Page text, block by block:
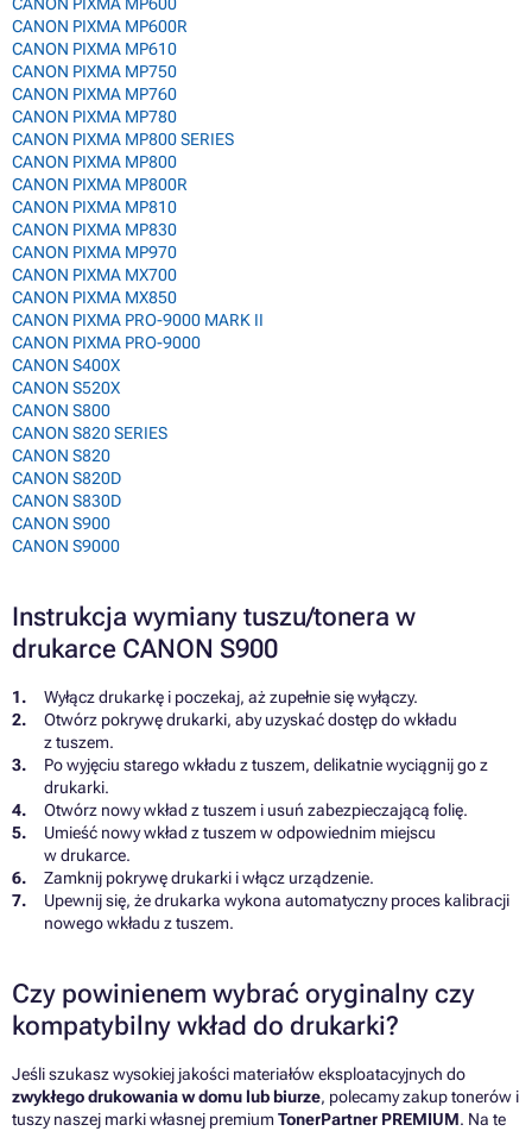
CANON PIXMA MP600
CANON PIXMA MP600R
CANON PIXMA MP610
CANON PIXMA MP750
CANON PIXMA MP760
CANON PIXMA MP780
CANON PIXMA MP800 SERIES
CANON PIXMA MP800
CANON PIXMA MP800R
CANON PIXMA MP810
CANON PIXMA MP830
CANON PIXMA MP970
CANON PIXMA MX700
CANON PIXMA MX850
CANON PIXMA PRO-9000 MARK II
CANON PIXMA PRO-9000
CANON S400X
CANON S520X
CANON S800
CANON S820 SERIES
CANON S820
CANON S820D
CANON S830D
CANON S900
CANON S9000
Instrukcja wymiany tuszu/tonera w
drukarce CANON S900
Wyłącz drukarkę i poczekaj, aż zupełnie się wyłączy.
Otwórz pokrywę drukarki, aby uzyskać dostęp do wkładu
z tuszem.
Po wyjęciu starego wkładu z tuszem, delikatnie wyciągnij go z
drukarki.
Otwórz nowy wkład z tuszem i usuń zabezpieczającą folię.
Umieść nowy wkład z tuszem w odpowiednim miejscu
w drukarce.
Zamknij pokrywę drukarki i włącz urządzenie.
Upewnij się, że drukarka wykona automatyczny proces kalibracji
nowego wkładu z tuszem.
Czy powinienem wybrać oryginalny czy
kompatybilny wkład do drukarki?
Jeśli szukasz wysokiej jakości materiałów eksploatacyjnych do
zwykłego drukowania w domu lub biurze, polecamy zakup tonerów i
tuszy naszej marki własnej premiumTonerPartner PREMIUM. Na te